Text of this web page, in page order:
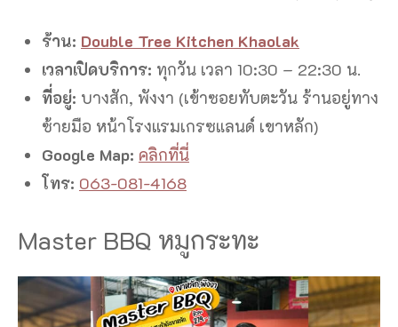
ร้าน: Double Tree Kitchen Khaolak
เวลาเปิดบริการ: ทุกวัน เวลา 10:30 – 22:30 น.
ที่อยู่: บางสัก, พังงา (เข้าซอยทับตะวัน ร้านอยู่ทาง
ซ้ายมือ หน้าโรงแรมเกรซแลนด์ เขาหลัก)
Google Map: คลิกที่นี่
โทร: 063-081-4168
Master BBQ หมูกระทะ